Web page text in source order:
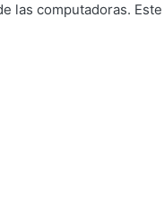
las computadoras.